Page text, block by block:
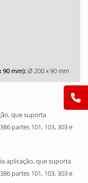
Ø 200 x 90 mm
que suporta
partes 101, 103, 303 e
aplicação, que suporta
partes 101, 103, 303 e